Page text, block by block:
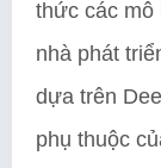
thức các mô
nhà phát
dựa trên
phụ thuộc